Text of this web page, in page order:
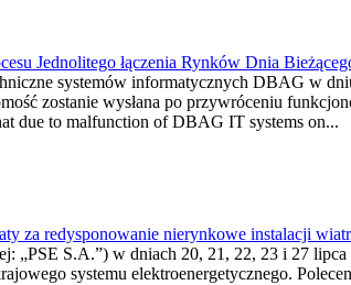
Jednolitego łączenia Rynków Dnia
systemów informatycznych DBAG w
zostanie wysłana po przywróceniu
due to malfunction of DBAG IT systems on...
za redysponowanie nierynkowe instalacji
„PSE S.A.”) w dniach 20, 21, 22, 23 i 27
systemu elektroenergetycznego.